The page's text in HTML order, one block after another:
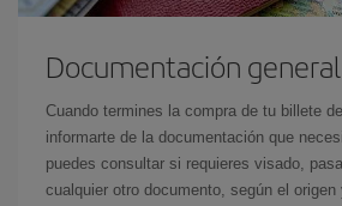
Documentación general
Cuando termines la compra de tu billete
informarte de la documentación que
puedes consultar si requieres visado,
cualquier otro documento, según el